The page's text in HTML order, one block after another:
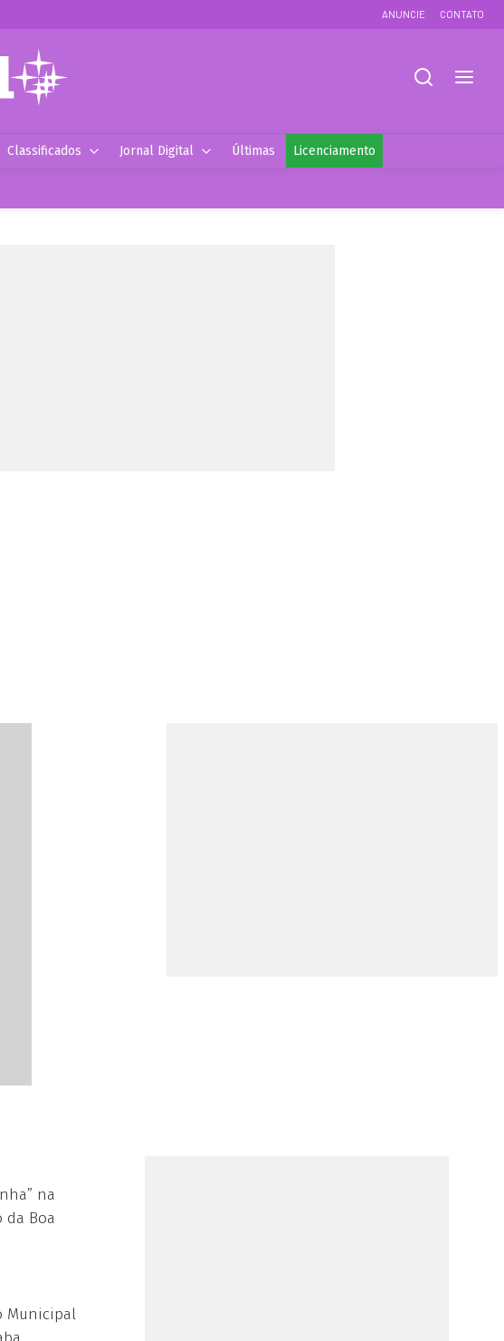
ANUNCIE CONTATO
Classificados Jornal Digital Últimas Licenciamento
na
da Boa
Municipal